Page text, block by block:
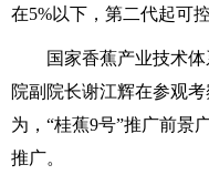
在5%以下，第二代起可
国家香蕉产业技术体
院副院长谢江辉在参观
为，“桂蕉9号”推广前景
推广。